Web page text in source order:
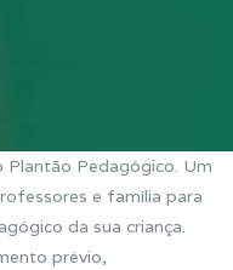
Plantão Pedagógico. Um
e família para
da sua criança.
prévio,